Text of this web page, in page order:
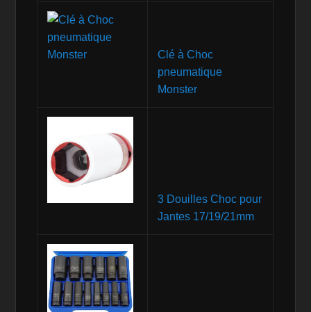
Clé à Choc
pneumatique
Monster
3 Douilles Choc pour
Jantes 17/19/21mm